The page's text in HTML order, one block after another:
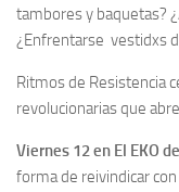
tambores y baquetas?
¿Enfrentarse vestidxs
Ritmos de Resistencia
revolucionarias que
Viernes 12 en El EKO
forma de reivindicar